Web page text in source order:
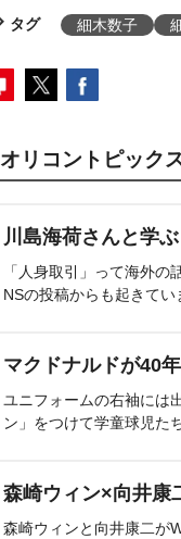
タグ 細木数子
オリコントピック
川島海荷さんと学
「人身取引」って海外
NSの投稿からも起きてい
マクドナルドが40
ユニフォームの右袖には
ン」をつけて学童球児た
森崎ウィン×向井康
森崎ウィンと向井康二が